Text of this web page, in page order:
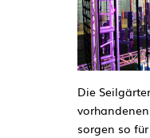
Die
sorgen so